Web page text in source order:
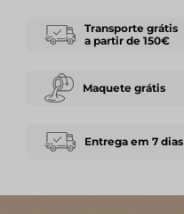
Transporte grátis
a partir de 150€
Maquete grátis
Entrega em 7 dias